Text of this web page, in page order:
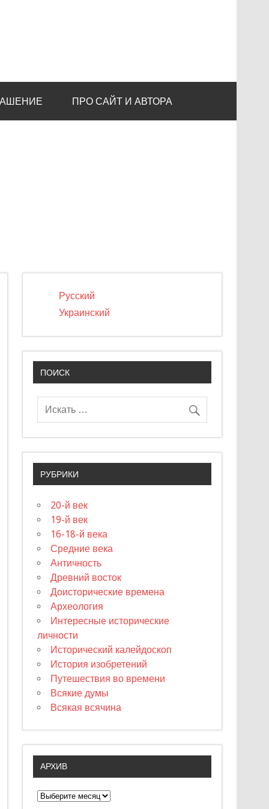
ПРО САЙТ И АВТОРА
Русский
Украинский
ПОИСК
РУБРИКИ
20-й век
19-й век
16-18-й века
Средние века
Античность
Древний восток
Доисторические времена
Археология
Интересные исторические
личности
Исторический калейдоскоп
История изобретений
Путешествия во времени
Всякие думы
Всякая всячина
АРХИВ
А
р